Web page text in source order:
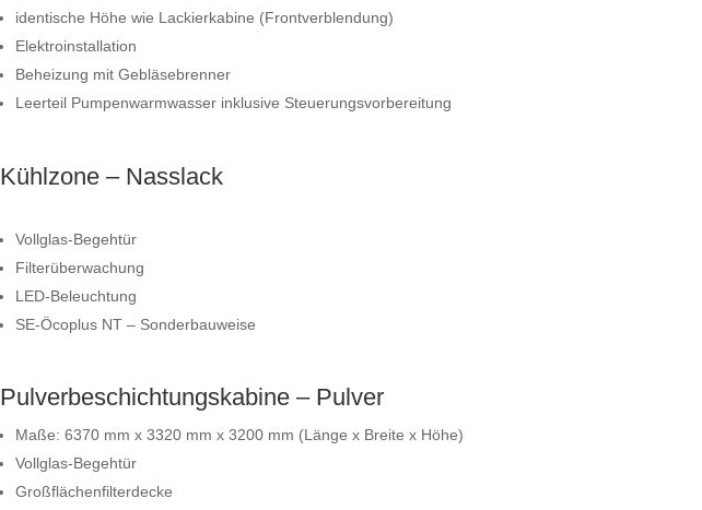
identische Höhe wie Lackierkabine (Frontverblendung)
Elektroinstallation
Beheizung mit Gebläsebrenner
Leerteil Pumpenwarmwasser inklusive Steuerungsvorbereitung
Kühlzone – Nasslack
Vollglas-Begehtür
Filterüberwachung
LED-Beleuchtung
SE-Öcoplus NT – Sonderbauweise
Pulverbeschichtungskabine – Pulver
Maße: 6370 mm x 3320 mm x 3200 mm (Länge x Breite x Höhe)
Vollglas-Begehtür
Großflächenfilterdecke